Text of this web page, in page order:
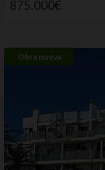
875.000€
Obra nueva